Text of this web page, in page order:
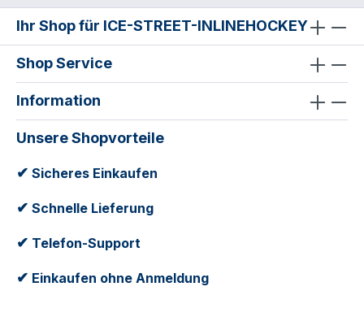
Ihr Shop für ICE-STREET-INLINEHOCKEY
Shop Service
Information
Unsere Shopvorteile
✔ Sicheres Einkaufen
✔ Schnelle Lieferung
✔ Telefon-Support
✔ Einkaufen ohne Anmeldung